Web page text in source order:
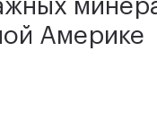
Америке